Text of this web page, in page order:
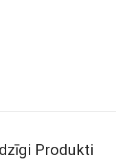
un
Produkti